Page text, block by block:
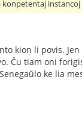
instancoj
kion li povis.
Ĉu tiam oni
ke lia